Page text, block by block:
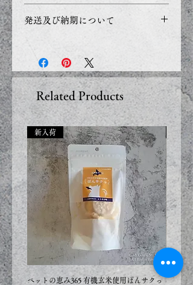
り正確な色を表現できず、実際
の製品と若干色合いが異なる事
商品価格の表示を総額（消費
税込み）での表示としておりま
す。
発送及び納期について
即納商品の場合：
ご入金を確認した次第、発送を
致します（3日以内に出荷致し
ます）
受注商品の場合：
ご入金を確認した次第、製作を
始めさせていただきます
納期７日間前後
複数の商品をご注文いただいた
場合、一番遅い受注商品に合わ
せた出荷になります。
納品日ごとの別送をご希望の場
合は、お手数ですが分けてご注
文下さい。
Related Products
新入荷
ペットの恵み365 有機玄米使用ぽんサクっ
新入荷
ペット